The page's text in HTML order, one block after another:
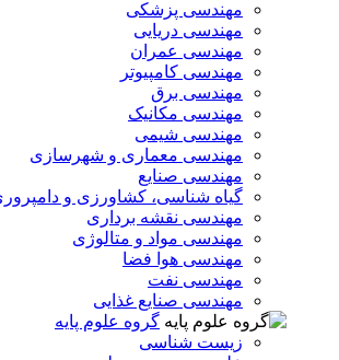
مهندسی پزشکی
مهندسی دریایی
مهندسی عمران
مهندسی کامپیوتر
مهندسی برق
مهندسی مکانیک
مهندسی شیمی
مهندسی معماری و شهرسازی
مهندسی صنایع
گیاه شناسی، کشاورزی و
مهندسی نقشه برداری
مهندسی مواد و متالوژی
مهندسی هوا فضا
مهندسی نفت
مهندسی صنایع غذایی
گروه علوم پایه
زیست شناسی